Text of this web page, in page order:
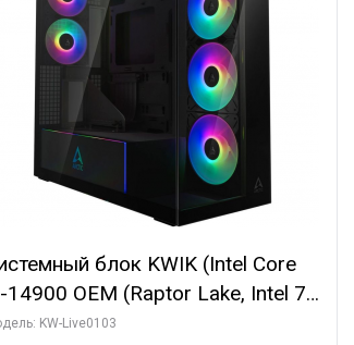
блок KWIK (Intel Core
14900 OEM (Raptor Lake, Intel 7,
16EC/8PC// 64 ГБ ОЗУ (2
KW-Live0103